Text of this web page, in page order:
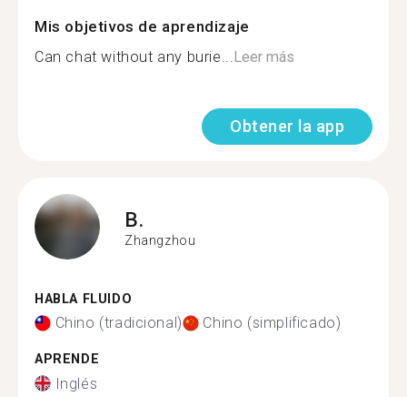
Mis objetivos de aprendizaje
Can chat without any burie... Leer más
Obtener la app
B.
Zhangzhou
HABLA FLUIDO
Chino (tradicional) Chino (simplificado)
APRENDE
Inglés